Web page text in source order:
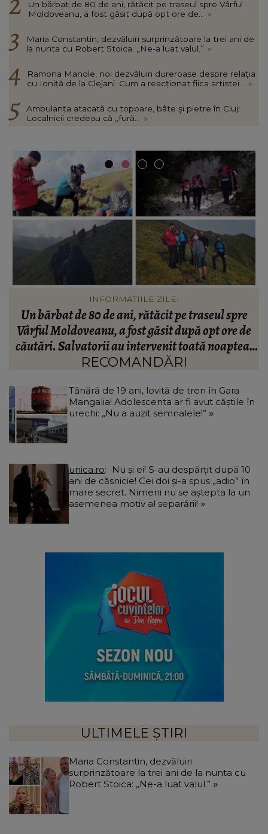
Un bărbat de 80 de ani, rătăcit pe traseul spre Vârful
Moldoveanu, a fost găsit după opt ore de...
»
Maria Constantin, dezvăluiri surprinzătoare la trei ani de
la nunta cu Robert Stoica: „Ne-a luat valul.” »
Ramona Manole, noi dezvăluiri dureroase despre relația
cu Ioniță de la Clejani. Cum a reacționat fiica artistei...
»
Ambulanța atacată cu topoare, bâte și pietre în Cluj!
Localnicii credeau că „fură...
»
VEDETE
Maria Constantin, dezvăluiri surprinzătoare la
trei ani de la nunta cu Robert Stoica: „Ne-a luat
valul.”
RECOMANDĂRI
Tânără de 19 ani, lovită de tren în Gara
Mangalia! Adolescenta ar fi avut căștile în
urechi: „Nu a auzit semnalele!”
unica.ro
ani de căsnicie! Cei doi și-a spus „adio” în
mare secret. Nimeni nu se aștepta la un
asemenea motiv al separării!
ULTIMELE ȘTIRI
Maria Constantin, dezvăluiri
surprinzătoare la trei ani de la nunta cu
Robert Stoica: „Ne-a luat valul.”